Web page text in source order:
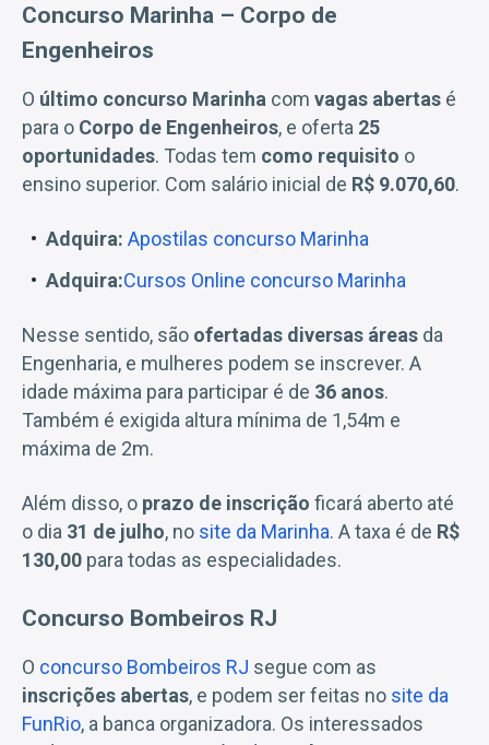
Concurso Marinha – Corpo de
Engenheiros
O último concurso Marinha com vagas abertas é
para o Corpo de Engenheiros, e oferta 25
oportunidades. Todas tem como requisito o
ensino superior. Com salário inicial de R$ 9.070,60.
Adquira: Apostilas concurso Marinha
Adquira:Cursos Online concurso Marinha
Nesse sentido, são ofertadas diversas áreas da
Engenharia, e mulheres podem se inscrever. A
idade máxima para participar é de 36 anos.
Também é exigida altura mínima de 1,54m e
máxima de 2m.
Além disso, o prazo de inscrição ficará aberto até
o dia 31 de julho, no site da Marinha. A taxa é de R$
130,00 para todas as especialidades.
Concurso Bombeiros RJ
O concurso Bombeiros RJ segue com as
inscrições abertas, e podem ser feitas no site da
FunRio, a banca organizadora. Os interessados